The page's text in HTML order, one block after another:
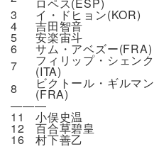
3
イ・ドヒョン(KOR)
4 吉田智音
5 安楽宙斗
6 サム・アベズー(FRA)
7
フィリップ・シェンク
(ITA)
8
ビクトール・ギルマン
(FRA)
―――
11 小俣史温
12 百合草碧皇
16
村下善乙